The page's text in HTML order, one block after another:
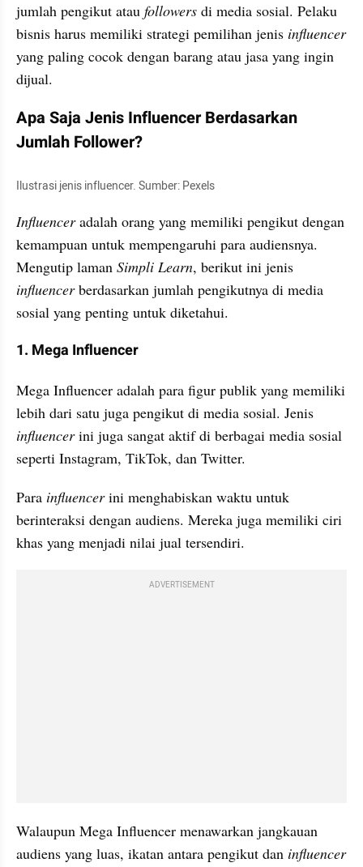
jumlah pengikut atau followers di media sosial. Pelaku
bisnis harus memiliki strategi pemilihan jenis
influencer
yang paling cocok dengan barang atau jasa yang ingin
dijual.
Apa Saja Jenis Influencer Berdasarkan
Jumlah Follower?
Ilustrasi jenis influencer. Sumber: Pexels
Influencer adalah orang yang memiliki pengikut dengan
kemampuan untuk mempengaruhi para audiensnya.
Mengutip laman Simpli Learn, berikut ini jenis
influencer berdasarkan jumlah pengikutnya di media
sosial yang penting untuk diketahui.
1. Mega Influencer
Mega Influencer adalah para figur publik yang memiliki
lebih dari satu juga pengikut di media sosial. Jenis
influencer ini juga sangat aktif di berbagai media sosial
seperti Instagram, TikTok, dan Twitter.
Para influencer ini menghabiskan waktu untuk
berinteraksi dengan audiens. Mereka juga memiliki ciri
khas yang menjadi nilai jual tersendiri.
ADVERTISEMENT
Walaupun Mega Influencer menawarkan jangkauan
audiens yang luas, ikatan antara pengikut dan
influencer